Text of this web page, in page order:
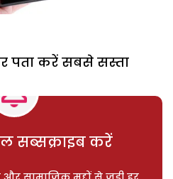
पता करें सबसे सस्ता
सब्सक्राइब करें